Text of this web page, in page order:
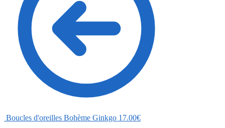
Boucles d'oreilles Bohème Ginkgo 17.00€